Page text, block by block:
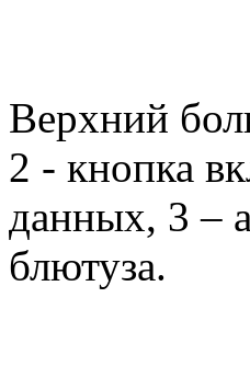
Верхний
2 - кнопка
данных, 3 –
блютуза.